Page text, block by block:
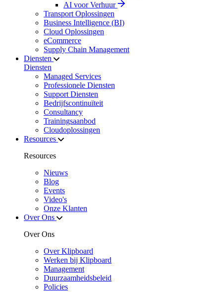
AI voor Verhuur
Transport Oplossingen
Business Intelligence (BI)
Cloud Oplossingen
eCommerce
Supply Chain Management
Diensten
Diensten
Managed Services
Professionele Diensten
Support Diensten
Bedrijfscontinuïteit
Consultancy
Trainingsaanbod
Cloudoplossingen
Resources
Resources
Nieuws
Blog
Events
Video's
Onze Klanten
Over Ons
Over Ons
Over Klipboard
Werken bij Klipboard
Management
Duurzaamheidsbeleid
Policies